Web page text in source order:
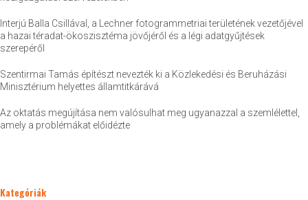
Interjú Balla Csillával, a Lechner fotogrammetriai területének vezetőjével
a hazai téradat-ökoszisztéma jövőjéről és a légi adatgyűjtések
szerepéről
Szentirmai Tamás építészt nevezték ki a Közlekedési és Beruházási
Minisztérium helyettes államtitkárává
Az oktatás megújítása nem valósulhat meg ugyanazzal a szemlélettel,
amely a problémákat előidézte
Kategóriák